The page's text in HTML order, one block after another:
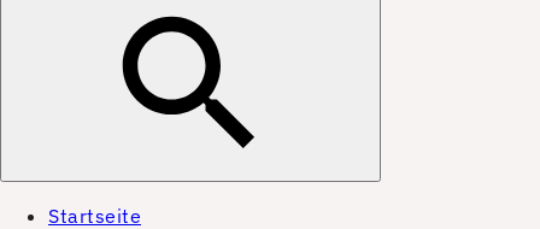
Startseite